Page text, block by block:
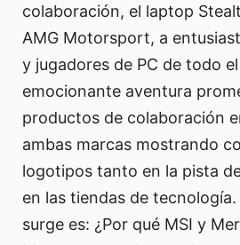
colaboración, el laptop
AMG Motorsport, a
y jugadores de PC de todo
emocionante aventura
productos de colaboración
ambas marcas mostrando
logotipos tanto en la pista
en las tiendas de
surge es: ¿Por qué MSI y